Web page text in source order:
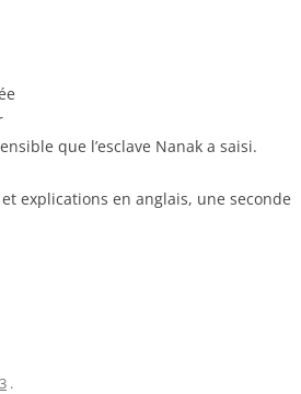
que l’esclave Nanak a saisi.
explications en anglais, une seconde
.